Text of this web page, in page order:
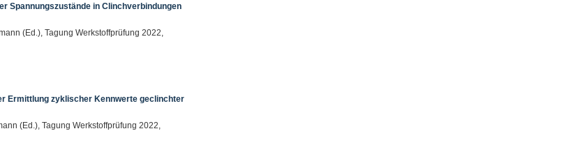
Spannungszustände in Clinchverbindungen
(Ed.), Tagung Werkstoffprüfung 2022,
Ermittlung zyklischer Kennwerte geclinchter
(Ed.), Tagung Werkstoffprüfung 2022,